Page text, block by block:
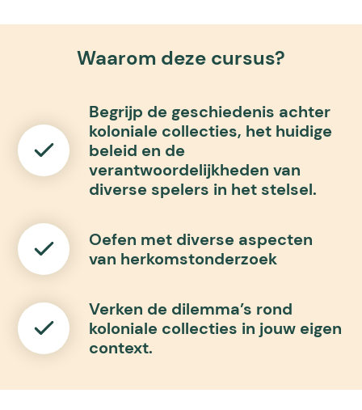
Waarom deze cursus?
Begrijp de geschiedenis achter
koloniale collecties, het huidige
beleid en de
verantwoordelijkheden van
diverse spelers in het stelsel.
Oefen met diverse aspecten
van herkomstonderzoek
Verken de dilemma’s rond
koloniale collecties in jouw eigen
context.